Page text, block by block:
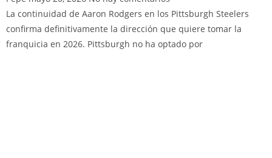
La continuidad de Aaron Rodgers en los Pittsburgh Steelers
confirma definitivamente la dirección que quiere tomar la
franquicia en 2026. Pittsburgh no ha optado por